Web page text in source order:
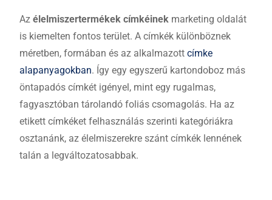
Azélelmiszertermékek címkéinek marketing oldalát
is kiemelten fontos terület. A címkék különböznek
méretben, formában és az alkalmazottcímke
alapanyagokban. Így egy egyszerű kartondoboz más
öntapadós címkét igényel, mint egy rugalmas,
fagyasztóban tárolandó foliás csomagolás. Ha az
etikett címkéket felhasználás szerinti kategóriákra
osztanánk, az élelmiszerekre szánt címkék lennének
talán a legváltozatosabbak.